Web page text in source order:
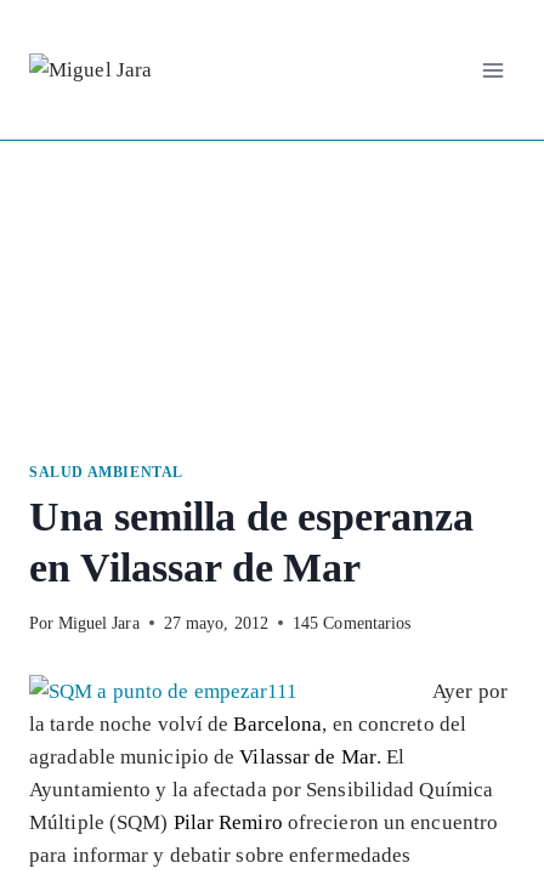
contenido
SALUD AMBIENTAL
Una semilla de esperanza
en Vilassar de Mar
Por Miguel Jara 27 mayo, 2012 145 Comentarios
Ayer por
la tarde noche volví deBarcelona, en concreto del
agradable municipio deVilassar de Mar. El
Ayuntamiento y la afectada por Sensibilidad Química
Múltiple (SQM) Pilar Remiro ofrecieron un encuentro
para informar y debatir sobre enfermedades